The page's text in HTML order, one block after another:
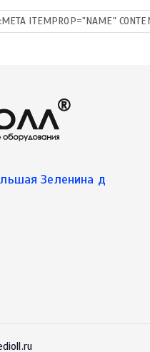
ITEMPROP="NAME"
Зеленина д